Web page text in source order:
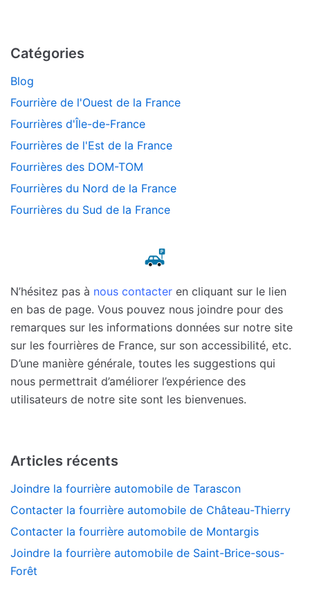
Catégories
Blog
Fourrière de l'Ouest de la France
Fourrières d'Île-de-France
Fourrières de l'Est de la France
Fourrières des DOM-TOM
Fourrières du Nord de la France
Fourrières du Sud de la France
N’hésitez pas à nous contacter en cliquant sur le lien
en bas de page. Vous pouvez nous joindre pour des
remarques sur les informations données sur notre site
sur les fourrières de France, sur son accessibilité, etc.
D’une manière générale, toutes les suggestions qui
nous permettrait d’améliorer l’expérience des
utilisateurs de notre site sont les bienvenues.
Articles récents
Joindre la fourrière automobile de Tarascon
Contacter la fourrière automobile de Château-Thierry
Contacter la fourrière automobile de Montargis
Joindre la fourrière automobile de Saint-Brice-sous-
Forêt